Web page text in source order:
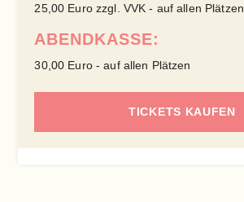
25,00 Euro zzgl. VVK - auf allen Plätzen
ABENDKASSE:
30,00 Euro - auf allen Plätzen
TICKETS KAUFEN